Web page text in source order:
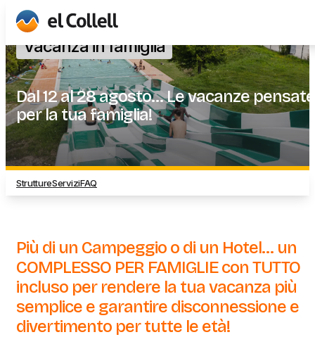
Vai al contenuto principale
Vacanza in famiglia
Dal 12 al 28 agosto... Le vacanze pensate
per la tua famiglia!
StruttureServiziFAQ
Più di un Campeggio o di un Hotel... un
COMPLESSO PER FAMIGLIE con TUTTO
incluso per rendere la tua vacanza più
semplice e garantire disconnessione e
divertimento per tutte le età!